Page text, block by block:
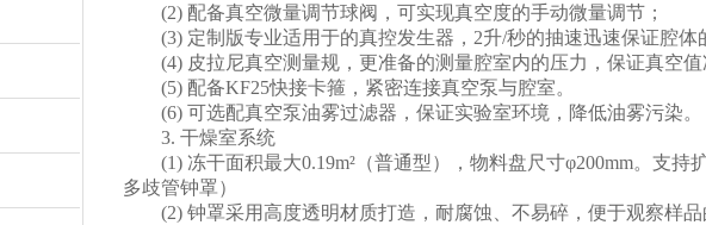
(2) 配备真空微量调节球阀，可实现真空度的手动微量调节；
(3) 定制版专业适用于的真控发生器，2升/秒的抽速迅速保证腔体
(4) 皮拉尼真空测量规，更准备的测量腔室内的压力，保证真空值
(5) 配备KF25快接卡箍，紧密连接真空泵与腔室。
(6) 可选配真空泵油雾过滤器，保证实验室环境，降低油雾污染。
3. 干燥室系统
(1) 冻干面积最大0.19m²（普通型），物料盘尺寸φ200mm。支持
多歧管钟罩）
(2) 钟罩采用高度透明材质打造，耐腐蚀、不易碎，便于观察样品